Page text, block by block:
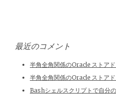
最近のコメント
半角全角関係のOracle ストア
半角全角関係のOracle ストア
Bashシェルスクリプトで自分